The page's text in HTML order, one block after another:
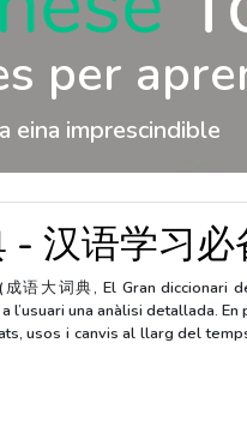
per
eina imprescindible
- 汉语学习必
成语大词典, El Gran diccionari
l’usuari una anàlisi detallada.
usos i canvis al llarg del